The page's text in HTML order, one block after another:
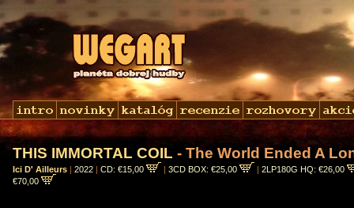
THIS IMMORTAL COIL - The World Ended A
Ici D' Ailleurs | 2022 | CD: €15,00 | 3CD BOX: €25,00 | 2LP180G HQ: €26,00
€70,00